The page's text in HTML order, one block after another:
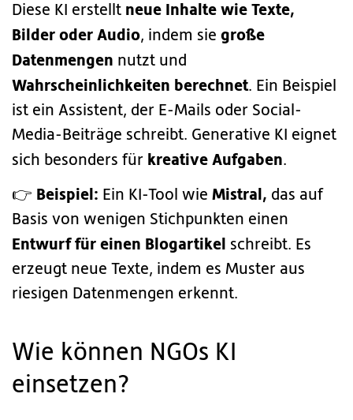
Diese KI erstellt neue Inhalte wie Texte,
Bilder oder Audio, indem sie große
Datenmengen nutzt und
Wahrscheinlichkeiten berechnet. Ein Beispiel
ist ein Assistent, der E-Mails oder Social-
Media-Beiträge schreibt. Generative KI eignet
sich besonders für kreative Aufgaben.
👉 Beispiel: Ein KI-Tool wie Mistral, das auf
Basis von wenigen Stichpunkten einen
Entwurf für einen Blogartikel schreibt. Es
erzeugt neue Texte, indem es Muster aus
riesigen Datenmengen erkennt.
Wie können NGOs KI
einsetzen?